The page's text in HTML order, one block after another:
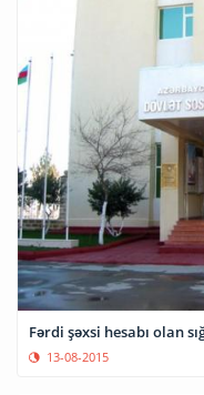
Fərdi şəxsi hesabı olan
13-08-2015